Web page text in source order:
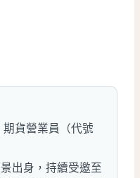
貨營業員（代號
出身，持續受邀至